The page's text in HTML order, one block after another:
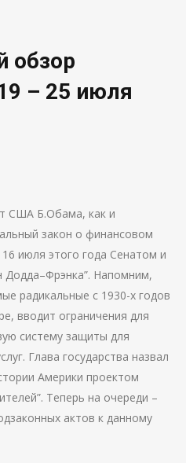
обзор
– 25 июля
США Б.Обама, как и
закон о финансовом
июля этого года Сенатом и
Додда–Фрэнка”. Напомним,
радикальные с 1930-х годов
вводит ограничения для
систему защиты для
Глава государства назвал
Америки проектом
Теперь на очереди –
актов к данному